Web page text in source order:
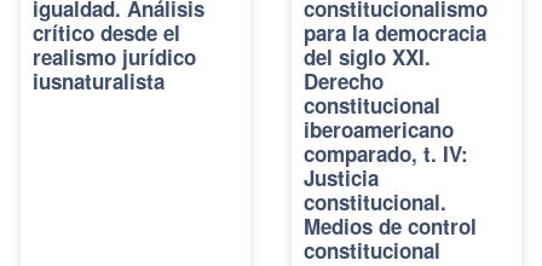
igualdad. Análisis
crítico desde el
realismo jurídico
iusnaturalista
constitucionalismo
para la democracia
del siglo XXI.
Derecho
constitucional
iberoamericano
comparado, t. IV:
Justicia
constitucional.
Medios de control
constitucional